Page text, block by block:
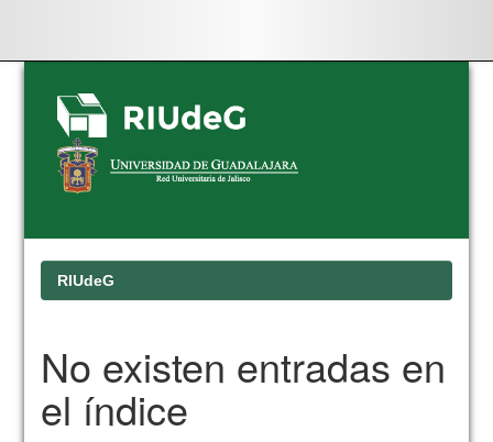
Skip
navigation
RIUdeG
No existen entradas en
el índice